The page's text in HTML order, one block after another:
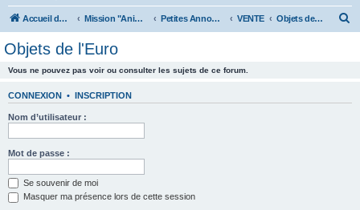
Accueil du forum Mission "Animation" Petites Annonces VENTE Objets de l'Euro
Objets de l'Euro
Vous ne pouvez pas voir ou consulter les sujets de ce forum.
CONNEXION • INSCRIPTION
Nom d’utilisateur :
Mot de passe :
Se souvenir de moi
Masquer ma présence lors de cette session